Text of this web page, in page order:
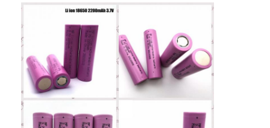
lithiumlifepo4 batterij
lithium ionen navulbare batterijen
Lithium Polymer batterij
energieaccu's